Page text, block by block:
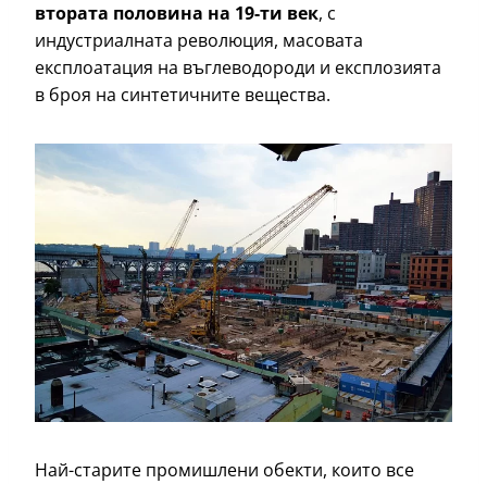
втората половина на 19-ти век, с
индустриалната революция, масовата
експлоатация на въглеводороди и експлозията
в броя на синтетичните вещества.
Най-старите промишлени обекти, които все